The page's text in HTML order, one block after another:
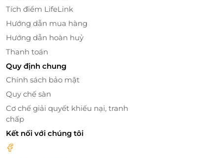
Tích điểm LifeLink
Hướng dẫn mua hàng
Hướng dẫn hoàn huỷ
Thanh toán
Quy định chung
Chính sách bảo mật
Quy chế sàn
Cơ chế giải quyết khiếu nại, tranh
chấp
Kết nối với chúng tôi